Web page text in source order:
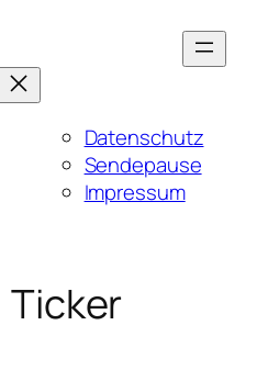
Datenschutz
Sendepause
Impressum
Ticker